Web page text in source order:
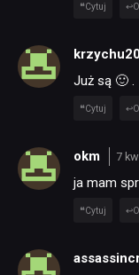
Cytuj
Już są 🙂 .
Cytuj
okm 7
ja mam
Cytuj